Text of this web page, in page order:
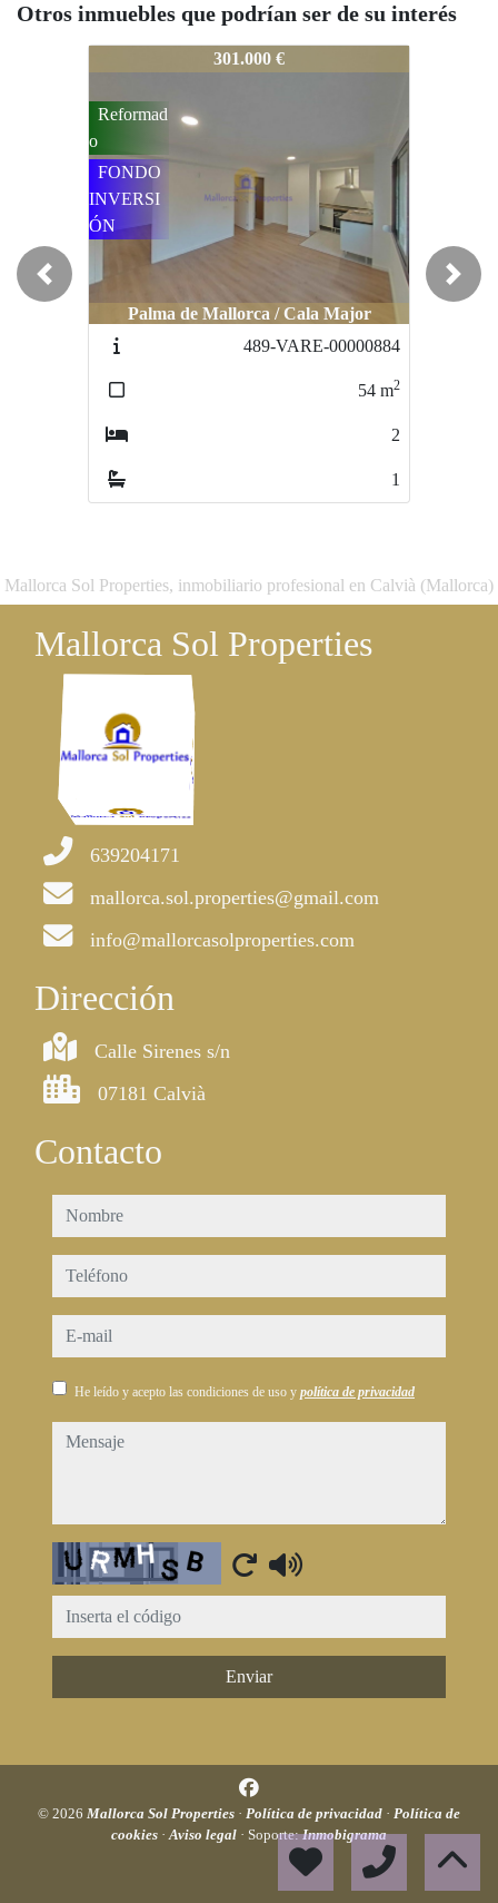
Otros inmuebles que podrían ser de su interés
Palma de Mallorca / Cala Major
489-VARE-00000884
269.000 €
Calvià / Palma nova
568-1
56m
Previous Next
Mallorca Sol Properties, inmobiliario profesional en Calvià (Mallorca)
Mallorca Sol Properties
639204171
mallorca.sol.properties@gmail.com
info@mallorcasolproperties.com
Dirección
Calle Sirenes s/n
07181 Calvià
Contacto
nombre
teléfono
e-mail
He leído y acepto las condiciones de uso y política de privacidad
mensaje
Captcha
Enviar
© 2026 Mallorca Sol Properties · Política de privacidad · Política de
cookies ·Aviso legal · Soporte:Inmobigrama